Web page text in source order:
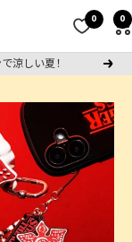
0 0
涼しい夏！
次